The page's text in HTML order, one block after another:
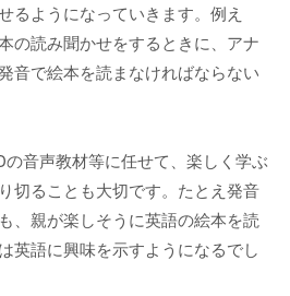
るようになっていきます。例え
の読み聞かせをするときに、アナ
音で絵本を読まなければならない
音声教材等に任せて、楽しく学ぶ
切ることも大切です。たとえ発音
、親が楽しそうに英語の絵本を読
英語に興味を示すようになるでし